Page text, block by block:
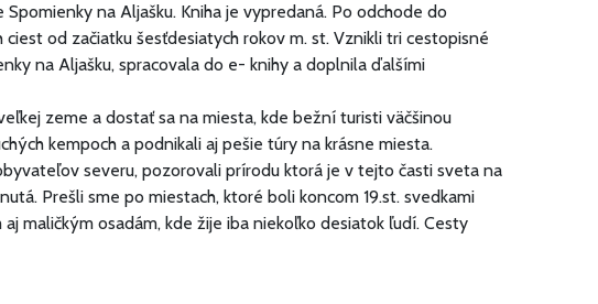
na Aljašku. Kniha je vypredaná. Po odchode do
od začiatku šesťdesiatych rokov m. st. Vznikli tri cestopisné
na Aljašku, spracovala do e- knihy a doplnila ďalšími
zeme a dostať sa na miesta, kde bežní turisti väčšinou
kempoch a podnikali aj pešie túry na krásne miesta.
severu, pozorovali prírodu ktorá je v tejto časti sveta na
Prešli sme po miestach, ktoré boli koncom 19.st. svedkami
maličkým osadám, kde žije iba niekoľko desiatok ľudí. Cesty